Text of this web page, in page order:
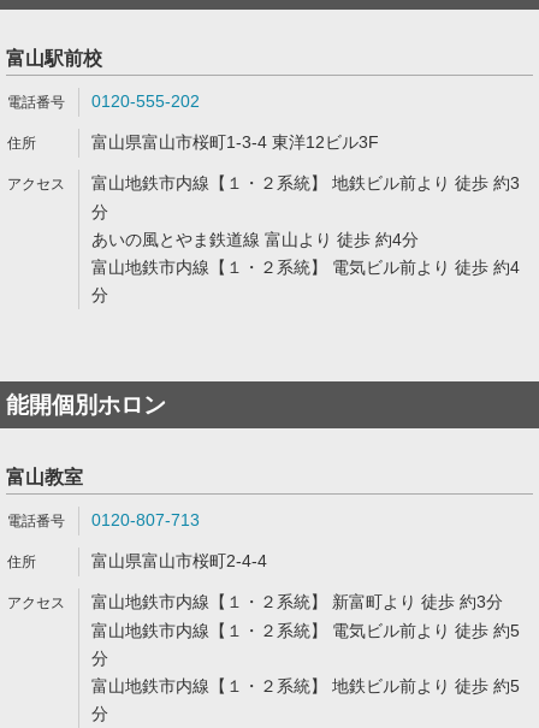
富山駅前校
0120-555-202
富山県富山市桜町1-3-4 東洋12ビル3F
富山地鉄市内線【１・２系統】 地鉄ビル前より 徒歩 約3
分
あいの風とやま鉄道線 富山より 徒歩 約4分
富山地鉄市内線【１・２系統】 電気ビル前より 徒歩 約4
分
能開個別ホロン
富山教室
0120-807-713
富山県富山市桜町2-4-4
富山地鉄市内線【１・２系統】 新富町より 徒歩 約3分
富山地鉄市内線【１・２系統】 電気ビル前より 徒歩 約5
分
富山地鉄市内線【１・２系統】 地鉄ビル前より 徒歩 約5
分